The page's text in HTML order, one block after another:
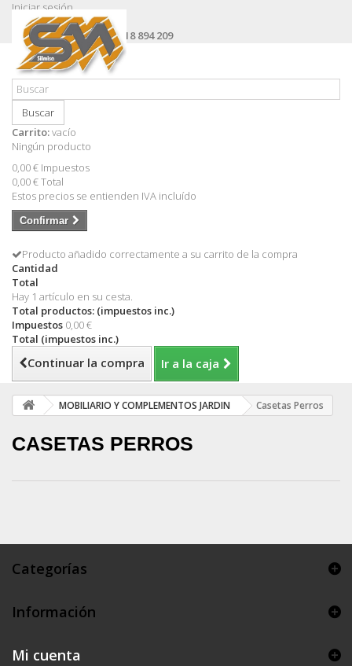
Iniciar sesión
Contacte con nosotros
Llámanos ahora:+34 618 894 209
Buscar
Carrito:vacío
Ningún producto
0,00 € Impuestos
0,00 €Total
Estos precios se entienden IVA incluído
Confirmar
Producto añadido correctamente a su carrito de la compra
Cantidad
Total
Hay 1 artículo en su cesta.
Total productos: (impuestos inc.)
Impuestos 0,00 €
Total (impuestos inc.)
Continuar la compra Ir a la caja
MOBILIARIO Y COMPLEMENTOS JARDIN Casetas Perros
CASETAS PERROS
Categorías
Información
Mi cuenta